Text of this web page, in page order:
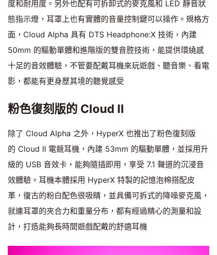
度和耐用度。另外也配有可拆卸式的麥克風和 LED 靜音狀
態指示燈，耳罩上也有實體的音量控制鍵可以操作。規格方
面，Cloud Alpha 具有 DTS Headphone:X 技術，內建
50mm 的驅動單體和進階版的雙音腔技術，能提供環繞感
十足的音效體驗，不管要配戴耳機來玩遊戲、聽音樂、看電
影，都能有更身歷其境的聽覺感受
粉色復刻版的 Cloud II
除了 Cloud Alpha 之外，HyperX 也推出了粉色復刻版
的 Cloud II 電競耳機，內建 53mm 的驅動單體，並採用升
級的 USB 音效卡，能夠隨插即用，享受 7.1 聲道的沉浸音
效體驗。耳機本體採用 HyperX 特製的記憶泡棉搭配皮
革，復古的粉白配色很吸睛，並具備可拆式的降噪麥克風，
就連耳罩的夾合力和重量分布，都有經過精心的測量和設
計，打造能夠長時間遊戲配戴的舒適耳機